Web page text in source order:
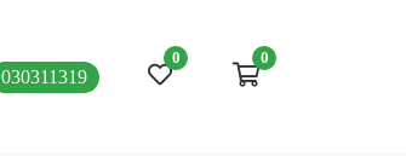
030311319
0 0